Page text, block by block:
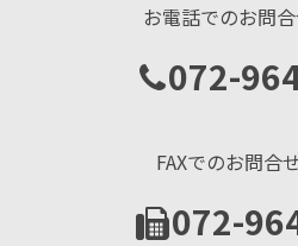
お電話でのお問
072-
FAXでのお問合
072-